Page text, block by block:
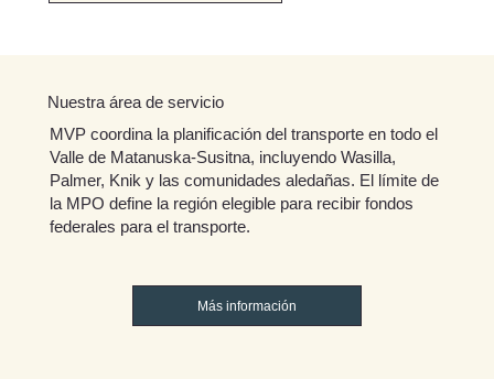
Nuestra área de servicio
MVP coordina la planificación del transporte en todo el
Valle de Matanuska-Susitna, incluyendo Wasilla,
Palmer, Knik y las comunidades aledañas. El límite de
la MPO define la región elegible para recibir fondos
federales para el transporte.
Más información